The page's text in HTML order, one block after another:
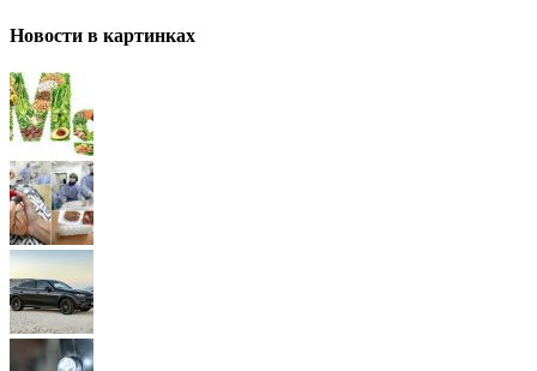
Новости в картинках